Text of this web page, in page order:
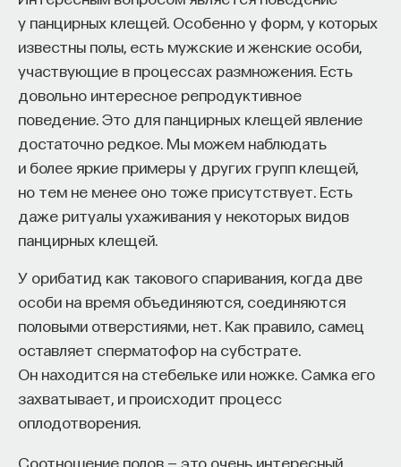
у панцирных клещей. Особенно у форм, у которых
известны полы, есть мужские и женские особи,
участвующие в процессах размножения. Есть
довольно интересное репродуктивное
поведение. Это для панцирных клещей явление
достаточно редкое. Мы можем наблюдать
и более яркие примеры у других групп клещей,
но тем не менее оно тоже присутствует. Есть
даже ритуалы ухаживания у некоторых видов
панцирных клещей.
У орибатид как такового спаривания, когда две
особи на время объединяются, соединяются
половыми отверстиями, нет. Как правило, самец
оставляет сперматофор на субстрате.
Он находится на стебельке или ножке. Самка его
захватывает, и происходит процесс
оплодотворения.
Соотношение полов — это очень интересный